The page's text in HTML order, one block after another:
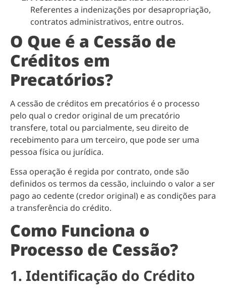
Referentes a indenizações por desapropriação,
contratos administrativos, entre outros.
O Que é a Cessão de
Créditos em
Precatórios?
A cessão de créditos em precatórios é o processo
pelo qual o credor original de um precatório
transfere, total ou parcialmente, seu direito de
recebimento para um terceiro, que pode ser uma
pessoa física ou jurídica.
Essa operação é regida por contrato, onde são
definidos os termos da cessão, incluindo o valor a ser
pago ao cedente (credor original) e as condições para
a transferência do crédito.
Como Funciona o
Processo de Cessão?
1. Identificação do Crédito